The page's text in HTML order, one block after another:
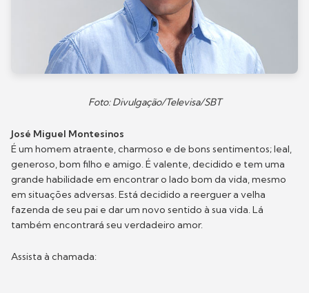
Foto: Divulgação/Televisa/SBT
José Miguel Montesinos
É um homem atraente, charmoso e de bons sentimentos; leal,
generoso, bom filho e amigo. É valente, decidido e tem uma
grande habilidade em encontrar o lado bom da vida, mesmo
em situações adversas. Está decidido a reerguer a velha
fazenda de seu pai e dar um novo sentido à sua vida. Lá
também encontrará seu verdadeiro amor.
Assista à chamada: